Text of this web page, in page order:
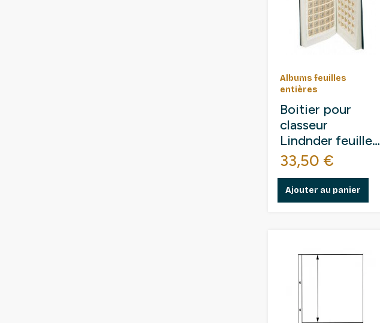
Albums feuilles
entières
Boitier pour
classeur
Lindnder feuilles
entières 245 x
315 mm.
Prix
33,50 €
Ajouter au panier